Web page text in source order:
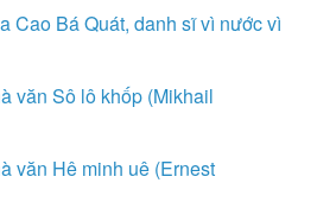
Cao Bá Quát, danh sĩ vì nước vì
văn Sô lô khốp (Mikhail
văn Hê minh uê (Ernest